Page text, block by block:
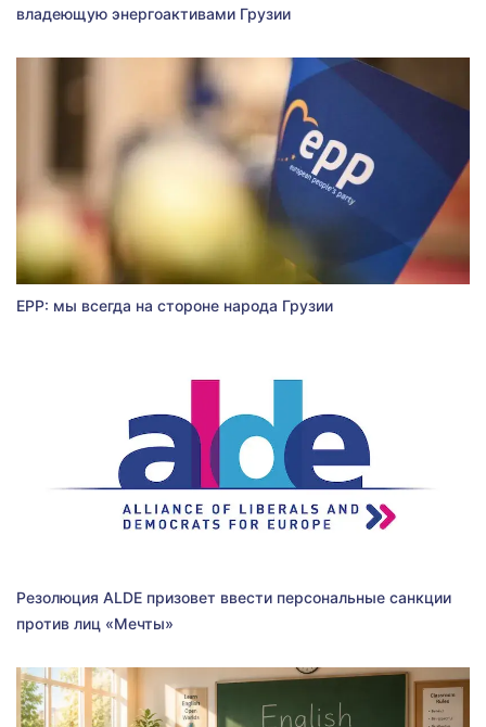
владеющую энергоактивами Грузии
EPP: мы всегда на стороне народа Грузии
Резолюция ALDE призовет ввести персональные санкции
против лиц «Мечты»